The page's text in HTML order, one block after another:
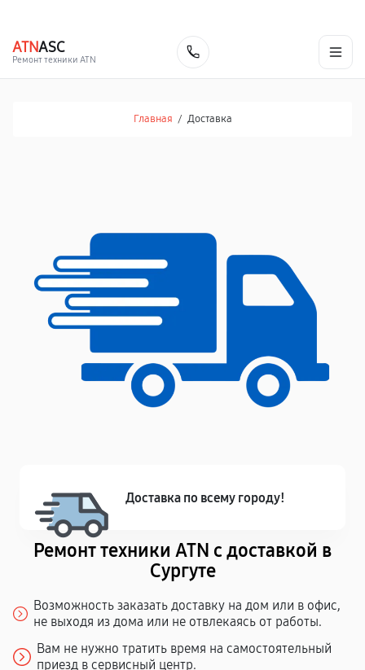
ATNASC
Ремонт техники ATN
Главная / Доставка
Ремонт техники ATN с доставкой в
Сургуте
Возможность заказать доставку на дом или в офис,
не выходя из дома или не отвлекаясь от работы.
Вам не нужно тратить время на самостоятельный
приезд в сервисный центр.
Доставка по всему городу!